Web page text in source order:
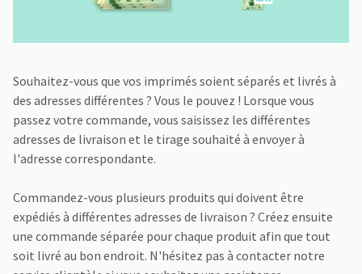
Souhaitez-vous que vos imprimés soient séparés et livrés à
des adresses différentes ? Vous le pouvez ! Lorsque vous
passez votre commande, vous saisissez les différentes
adresses de livraison et le tirage souhaité à envoyer à
l'adresse correspondante.
Commandez-vous plusieurs produits qui doivent être
expédiés à différentes adresses de livraison ? Créez ensuite
une commande séparée pour chaque produit afin que tout
soit livré au bon endroit. N'hésitez pas à contacter notre